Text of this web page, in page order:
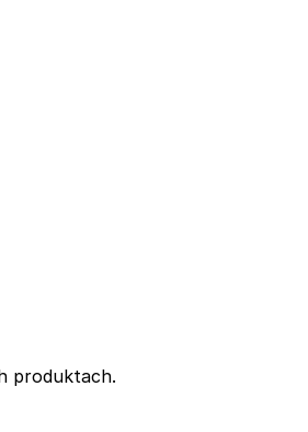
produktach.